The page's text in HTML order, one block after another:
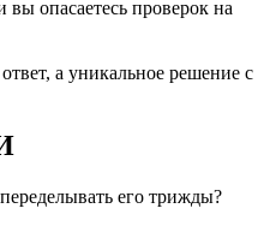
вы опасаетесь проверок на
а уникальное решение с
его трижды?